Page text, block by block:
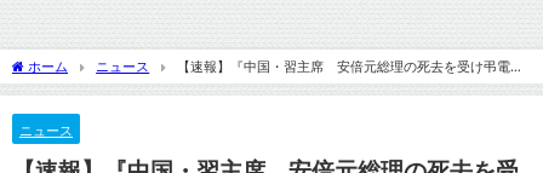
ホーム ニュース
【速報】『中国・習主席 安倍元総理の死去を受け弔電』
についてTwitterの反応
ニュース